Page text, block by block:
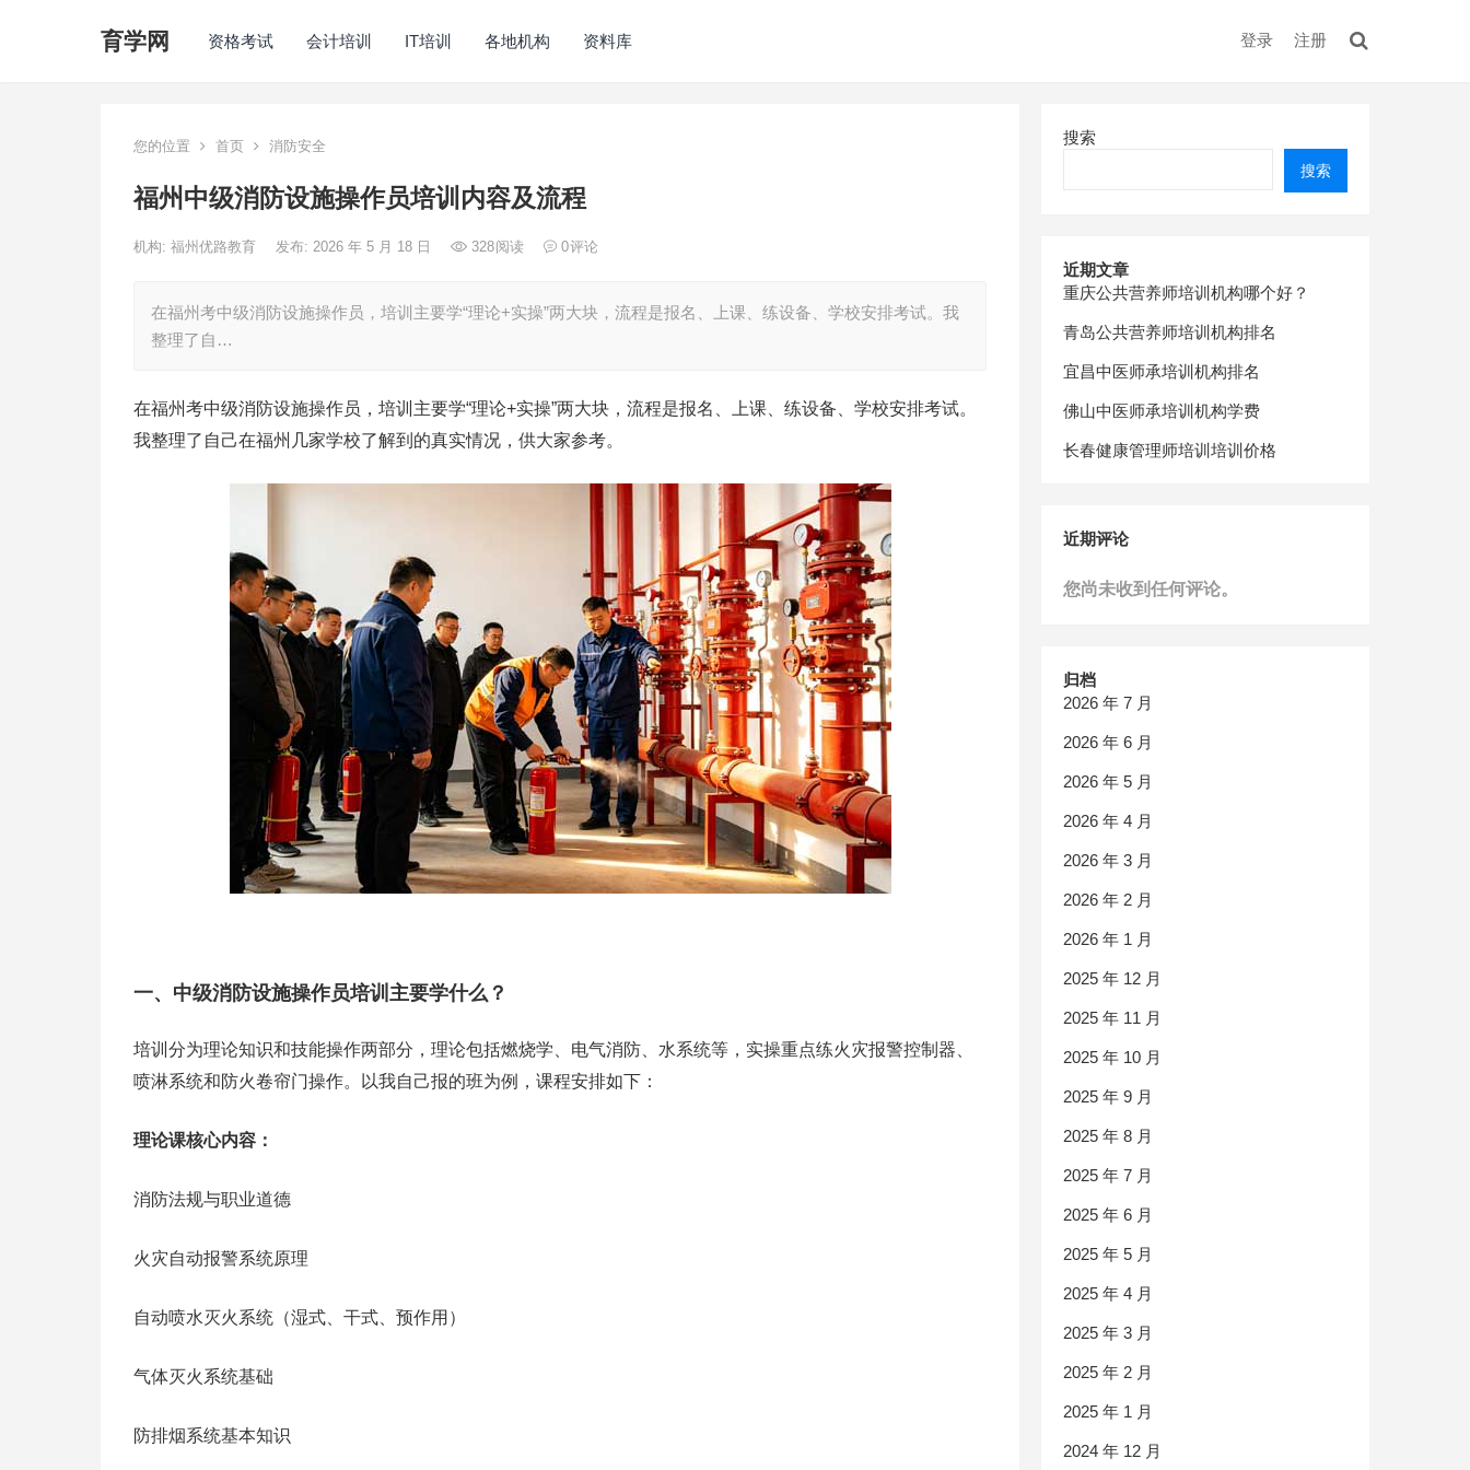
育学网 资格考试 会计培训 IT培训 各地机构 资料库 登录 注册
您的位置 首页 消防安全
福州中级消防设施操作员培训内容及流程
机构: 福州优路教育 发布: 2026 年 5 月 18 日 328阅读 0评论
在福州考中级消防设施操作员，培训主要学“理论+实操”两大块，流程是报名、上课、练设备、学校安排考试。我
整理了自…
在福州考中级消防设施操作员，培训主要学“理论+实操”两大块，流程是报名、上课、练设备、学校安排考试。
我整理了自己在福州几家学校了解到的真实情况，供大家参考。
一、中级消防设施操作员培训主要学什么？
培训分为理论知识和技能操作两部分，理论包括燃烧学、电气消防、水系统等，实操重点练火灾报警控制器、
喷淋系统和防火卷帘门操作。以我自己报的班为例，课程安排如下：
理论课核心内容：
消防法规与职业道德
火灾自动报警系统原理
自动喷水灭火系统（湿式、干式、预作用）
气体灭火系统基础
防排烟系统基本知识
搜索
搜索
近期文章
重庆公共营养师培训机构哪个好？
青岛公共营养师培训机构排名
宜昌中医师承培训机构排名
佛山中医师承培训机构学费
长春健康管理师培训培训价格
近期评论
您尚未收到任何评论。
归档
2026 年 7 月
2026 年 6 月
2026 年 5 月
2026 年 4 月
2026 年 3 月
2026 年 2 月
2026 年 1 月
2025 年 12 月
2025 年 11 月
2025 年 10 月
2025 年 9 月
2025 年 8 月
2025 年 7 月
2025 年 6 月
2025 年 5 月
2025 年 4 月
2025 年 3 月
2025 年 2 月
2025 年 1 月
2024 年 12 月